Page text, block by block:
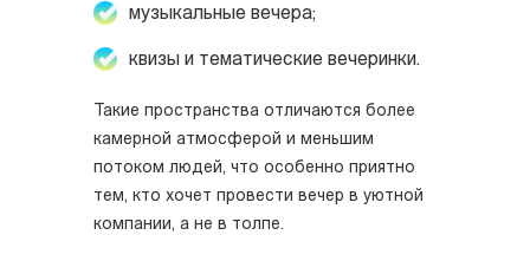
музыкальные вечера;
квизы и тематические вечеринки.
Такие пространства отличаются более
камерной атмосферой и меньшим
потоком людей, что особенно приятно
тем, кто хочет провести вечер в уютной
компании, а не в толпе.